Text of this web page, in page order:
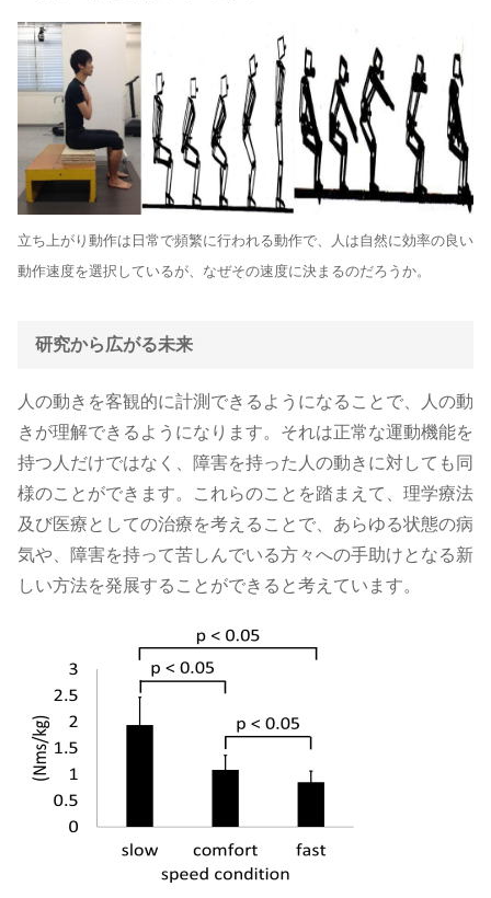
立ち上がり動作は日常で頻繁に行われる動作で、人は自然に効率の良い
動作速度を選択しているが、なぜその速度に決まるのだろうか。
研究から広がる未来
人の動きを客観的に計測できるようになることで、人の動
きが理解できるようになります。それは正常な運動機能を
持つ人だけではなく、障害を持った人の動きに対しても同
様のことができます。これらのことを踏まえて、理学療法
及び医療としての治療を考えることで、あらゆる状態の病
気や、障害を持って苦しんでいる方々への手助けとなる新
しい方法を発展することができると考えています。